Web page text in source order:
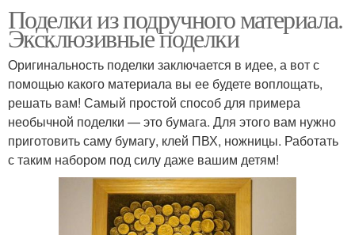
Поделки из подручного материала.
Эксклюзивные поделки
Оригинальность поделки заключается в идее, а вот с
помощью какого материала вы ее будете воплощать,
решать вам! Самый простой способ для примера
необычной поделки — это бумага. Для этого вам нужно
приготовить саму бумагу, клей ПВХ, ножницы. Работать
с таким набором под силу даже вашим детям!